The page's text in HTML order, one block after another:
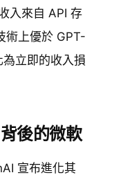
入來自 API 存
術上優於 GPT-
立即的收入損
後的微軟
宣布進化其